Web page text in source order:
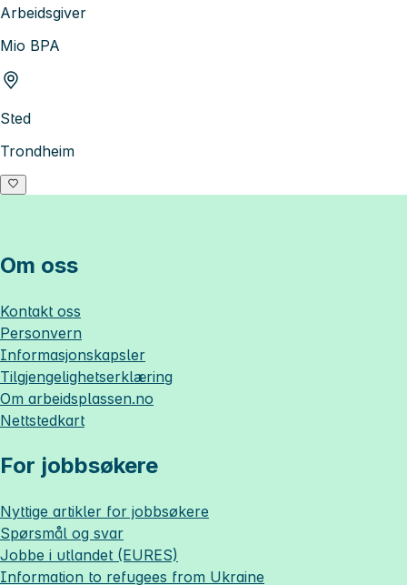
Arbeidsgiver
Mio BPA
Sted
Trondheim
Om oss
Kontakt oss
Personvern
Informasjonskapsler
Tilgjengelighetserklæring
Om arbeidsplassen.no
Nettstedkart
For jobbsøkere
Nyttige artikler for jobbsøkere
Spørsmål og svar
Jobbe i utlandet (EURES)
Information to refugees from Ukraine